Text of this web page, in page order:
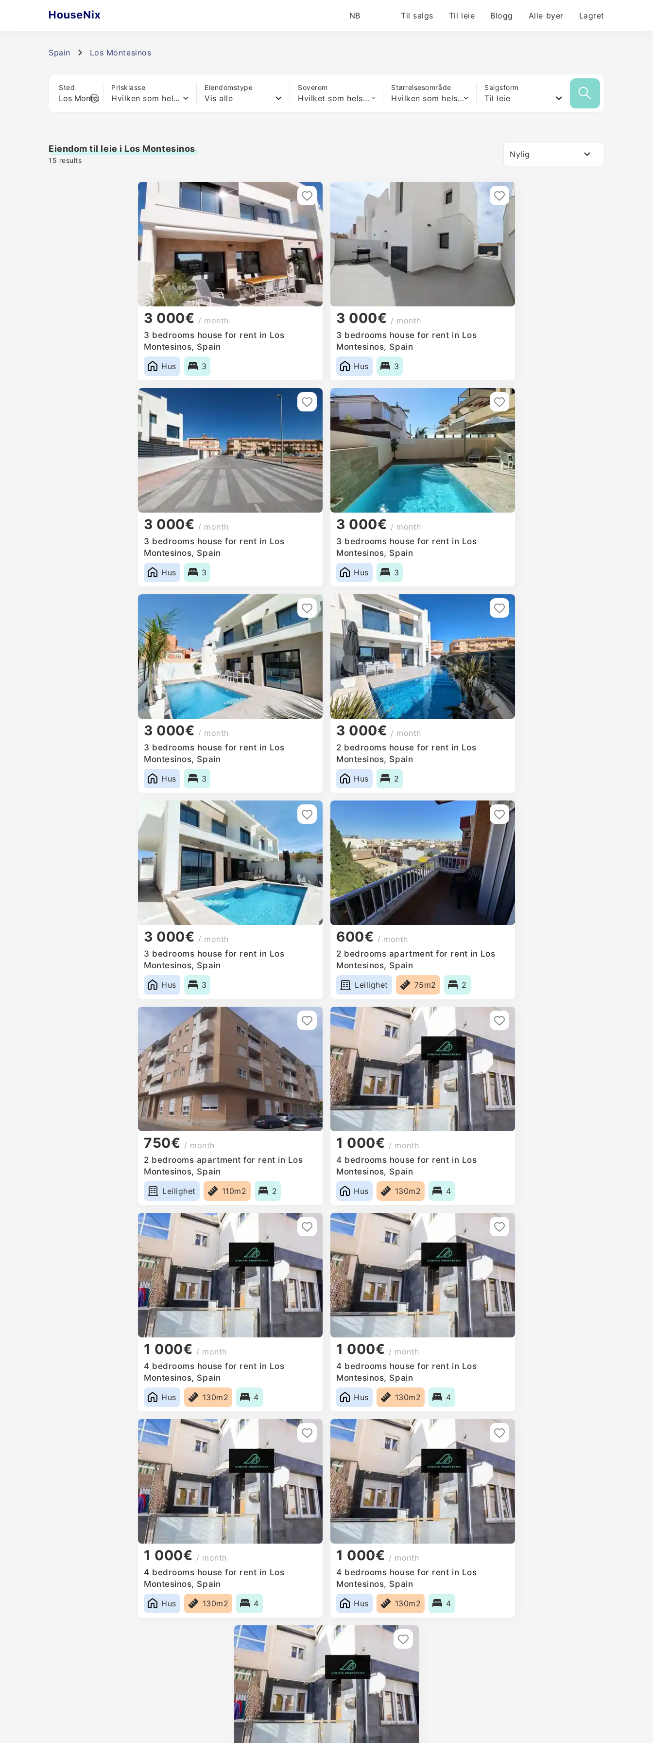
NB Til salgs Til leie Blogg Alle byer Lagret
Spain Los Montesinos
Sted Prisklasse
Hvilken som helst pris
Eiendomstype
Vis alle
Soverom
Hvilket som helst antall soverom
Størrelsesområde
Hvilken som helst størrelse
Salgsform
Til leie
Eiendom til leie i Los Montesinos
15 results
Nylig
3 000€ / month
3 bedrooms house for rent in Los
Montesinos, Spain
Hus
3
3 000€ / month
3 bedrooms house for rent in Los
Montesinos, Spain
Hus
3
3 000€ / month
3 bedrooms house for rent in Los
Montesinos, Spain
Hus
3
3 000€ / month
3 bedrooms house for rent in Los
Montesinos, Spain
Hus
3
3 000€ / month
3 bedrooms house for rent in Los
Montesinos, Spain
Hus
3
3 000€ / month
2 bedrooms house for rent in Los
Montesinos, Spain
Hus
2
3 000€ / month
3 bedrooms house for rent in Los
Montesinos, Spain
Hus
3
600€ / month
2 bedrooms apartment for rent in Los
Montesinos, Spain
Leilighet
75m2 2
750€ / month
2 bedrooms apartment for rent in Los
Montesinos, Spain
Leilighet
110m2 2
1 000€ / month
4 bedrooms house for rent in Los
Montesinos, Spain
Hus
130m2 4
1 000€ / month
4 bedrooms house for rent in Los
Montesinos, Spain
Hus
130m2 4
1 000€ / month
4 bedrooms house for rent in Los
Montesinos, Spain
Hus
130m2 4
1 000€ / month
4 bedrooms house for rent in Los
Montesinos, Spain
Hus
130m2 4
1 000€ / month
4 bedrooms house for rent in Los
Montesinos, Spain
Hus
130m2 4